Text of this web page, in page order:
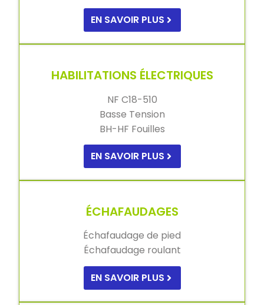
EN SAVOIR PLUS
HABILITATIONS ÉLECTRIQUES
NF C18-510
Basse Tension
BH-HF Fouilles
EN SAVOIR PLUS
ÉCHAFAUDAGES
Échafaudage de pied
Échafaudage roulant
EN SAVOIR PLUS